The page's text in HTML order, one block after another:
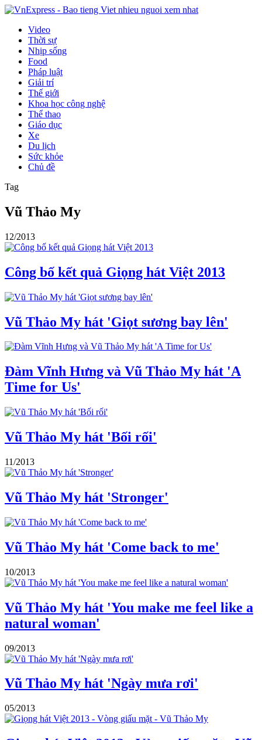
Video
Thời sự
Nhịp sống
Food
Pháp luật
Giải trí
Thế giới
Khoa học công nghệ
Thể thao
Giáo dục
Xe
Du lịch
Sức khỏe
Chủ đề
Tag
Vũ Thảo My
12/2013
Công bố kết quả Giọng hát Việt 2013
Vũ Thảo My hát 'Giọt sương bay lên'
Đàm Vĩnh Hưng và Vũ Thảo My hát 'A
Time for Us'
Vũ Thảo My hát 'Bối rối'
11/2013
Vũ Thảo My hát 'Stronger'
Vũ Thảo My hát 'Come back to me'
10/2013
Vũ Thảo My hát 'You make me feel like a
natural woman'
09/2013
Vũ Thảo My hát 'Ngày mưa rơi'
05/2013